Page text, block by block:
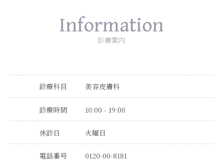
Information
診療案内
診療科目 美容皮膚科
診療時間 10:00 - 19:00
休診日 火曜日
電話番号 0120-00-8181